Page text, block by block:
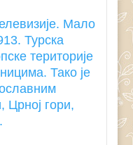
Мало
Турска
територије
Тако је
Црној гори,